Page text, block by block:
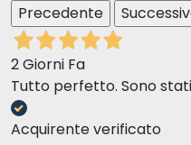
Precedente
2 Giorni Fa
Tutto perfetto. Sono
Acquirente verificato